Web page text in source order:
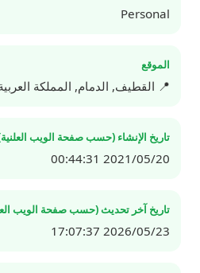
Personal
الموقع
📍 القطيف, الدمام, المملكة
تاريخ الإنشاء (حسب صفحة الويب
2021/05/20 00:44:31
تاريخ آخر تحديث (حسب صفحة الويب
2026/05/23 17:07:37